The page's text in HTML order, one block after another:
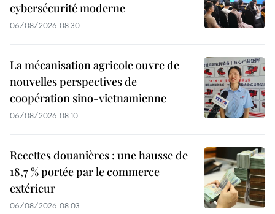
cybersécurité moderne
06/08/2026 08:30
La mécanisation agricole ouvre de
nouvelles perspectives de
coopération sino-vietnamienne
06/08/2026 08:10
Recettes douanières : une hausse de
18,7 % portée par le commerce
extérieur
06/08/2026 08:03